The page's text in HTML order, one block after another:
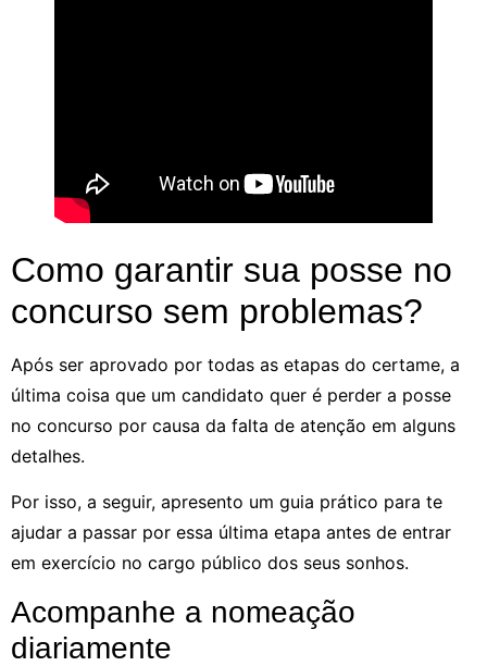
Como garantir sua posse no
concurso sem problemas?
Após ser aprovado por todas as etapas do certame, a
última coisa que um candidato quer é perder a posse
no concurso por causa da falta de atenção em alguns
detalhes.
Por isso, a seguir, apresento um guia prático para te
ajudar a passar por essa última etapa antes de entrar
em exercício no cargo público dos seus sonhos.
Acompanhe a nomeação
diariamente